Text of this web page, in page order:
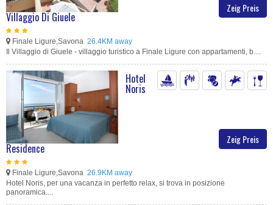
Zeig Preis
Villaggio Di Giuele
Finale Ligure,Savona 26.4KM away
Il Villaggio di Giuele - villaggio turistico a Finale Ligure con appartamenti, b....
Zeig Preis
Hotel
Noris
Residence
Finale Ligure,Savona 26.9KM away
Hotel Noris, per una vacanza in perfetto relax, si trova in posizione
panoramica....